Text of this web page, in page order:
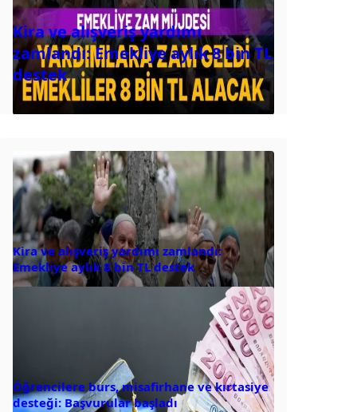
Kira ve alışveriş yardımı
zamlandı: Emekliye aylık 8 bin TL
destek
Kira ve alışveriş yardımı zamlandı:
Emekliye aylık 8 bin TL destek
Öğrencilere burs, misafirhane ve kırtasiye
desteği: Başvurular başladı